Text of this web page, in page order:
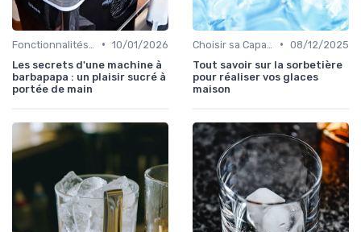
• 10/01/2026
Les secrets d'une machine à
barbapapa : un plaisir sucré à
portée de main
• 08/12/2025
Tout savoir sur la sorbetière
pour réaliser vos glaces
maison